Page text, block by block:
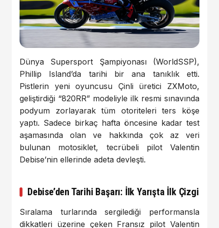
Dünya Supersport Şampiyonası (WorldSSP),
Phillip Island’da tarihi bir ana tanıklık etti.
Pistlerin yeni oyuncusu Çinli üretici ZXMoto,
geliştirdiği “820RR” modeliyle ilk resmi sınavında
podyum zorlayarak tüm otoriteleri ters köşe
yaptı. Sadece birkaç hafta öncesine kadar test
aşamasında olan ve hakkında çok az veri
bulunan motosiklet, tecrübeli pilot Valentin
Debise’nin ellerinde adeta devleşti.
Debise’den Tarihi Başarı: İlk Yarışta İlk Çizgi
Sıralama turlarında sergilediği performansla
dikkatleri üzerine çeken Fransız pilot Valentin